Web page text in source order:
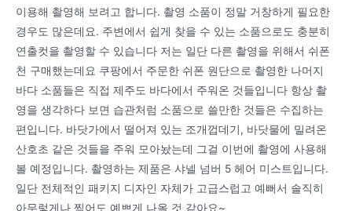
이용해 촬영해 보려고 합니다. 촬영 소품이 정말 거창하게 필요한
경우도 많은데요. 주변에서 쉽게 찾을 수 있는 소품으로도 충분히
연출컷을 촬영할 수 있습니다 저는 일단 다른 촬영을 위해서 쉬폰
천 구매했는데요 쿠팡에서 주문한 쉬폰 원단으로 촬영한 나머지
바다 소품들은 직접 제주도 바다에서 주워온 것들입니다 항상 촬
영을 생각하다 보면 습관처럼 소품으로 쓸만한 것들은 수집하는
편입니다. 바닷가에서 떨어져 있는 조개껍데기, 바닷물에 밀려온
산호초 같은 것들을 주워 모아놨는데 그걸 이번에 촬영에 사용해
볼 예정입니다. 촬영하는 제품은 샤넬 넘버 5 헤어 미스트입니다.
일단 전체적인 패키지 디자인 자체가 고급스럽고 예뻐서 솔직히
아무렇게나 찍어도 예쁘게 나올 것 같아요~